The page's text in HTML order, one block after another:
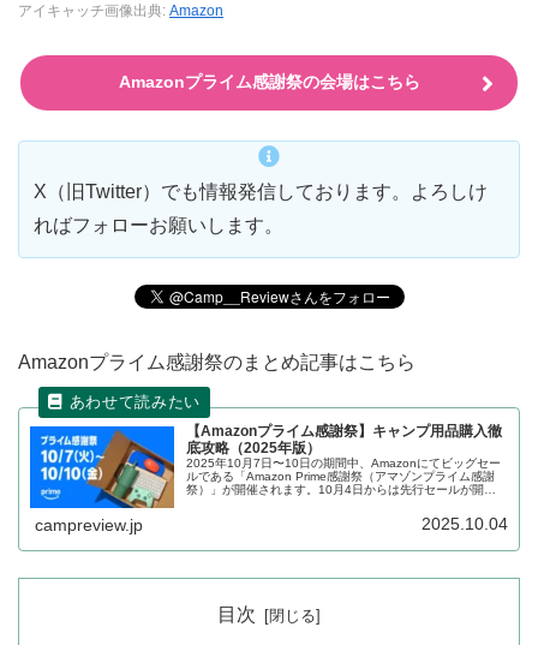
アイキャッチ画像出典: Amazon
Amazonプライム感謝祭の会場はこちら
X（旧Twitter）でも情報発信しております。よろしけ
ればフォローお願いします。
Amazonプライム感謝祭のまとめ記事はこちら
【Amazonプライム感謝祭】キャンプ用品購入徹
底攻略（2025年版）
2025年10月7日〜10日の期間中、Amazonにてビッグセー
ルである「Amazon Prime感謝祭（アマゾンプライム感謝
祭）」が開催されます。10月4日からは先行セールが開催
略方法、セール前の準備、セール対象となっている商品を
campreview.jp 2025.10.04
目次